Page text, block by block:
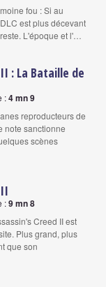
fou : Si au
est plus décevant
L'époque et l'…
: La Bataille de
:4 mn 9
reproducteurs de
note sanctionne
scènes
:9 mn 8
Creed II est
Plus grand, plus
que son